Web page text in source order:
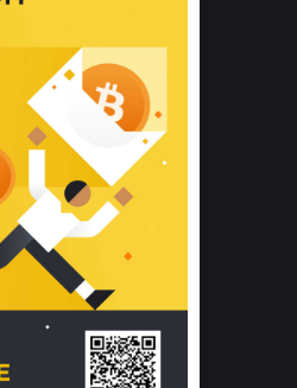
ngừa tình trạng kích
mốc trong điều kiện
Bạn có thể tìm hiểu
cứu khoa học về tác
và môi trường
với sức khỏe con
Foundation (External
nhìn toàn diện hơn.
vàng khi lựa chọn
cao cấp cho phòng
bộ chăn ga gối đệm
hảo cả về thẩm mỹ lẫn
tiêu dùng cần cân
tiêu chí quan trọng